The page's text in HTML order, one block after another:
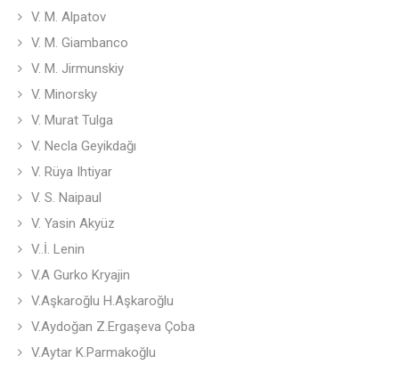
V. M. Alpatov
V. M. Giambanco
V. M. Jirmunskiy
V. Minorsky
V. Murat Tulga
V. Necla Geyikdağı
V. Rüya Ihtiyar
V. S. Naipaul
V. Yasin Akyüz
V..İ. Lenin
V.A Gurko Kryajin
V.Aşkaroğlu H.Aşkaroğlu
V.Aydoğan Z.Ergaşeva Çoba
V.Aytar K.Parmakoğlu